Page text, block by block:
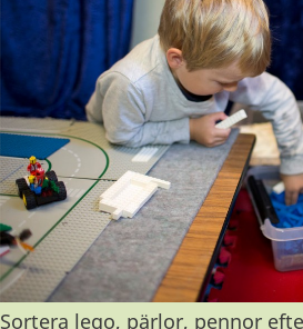
Sortera lego, pärlor, pennor